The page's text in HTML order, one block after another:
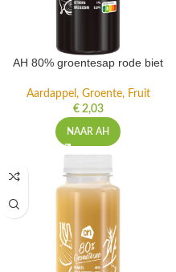
AH 80% groentesap rode biet
Aardappel, Groente, Fruit
€2,03
NAAR AH